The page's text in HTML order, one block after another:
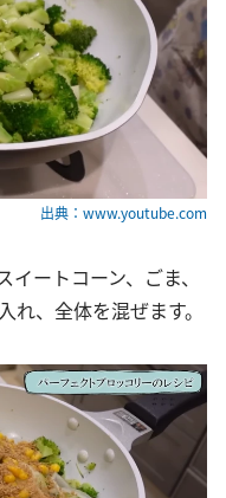
出典：www.youtube.com
ートコーン、ごま、
、全体を混ぜます。